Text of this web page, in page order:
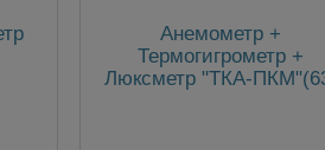
Анемометр +
Термогигрометр +
Люксметр "ТКА-